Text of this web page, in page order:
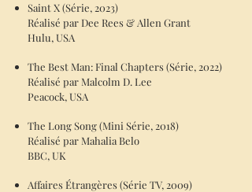
Saint X (Série, 2023)
Réalisé par Dee Rees & Allen Grant
Hulu, USA
The Best Man: Final Chapters (Série, 2022)
Réalisé par Malcolm D. Lee
Peacock, USA
The Long Song (Mini Série, 2018)
Réalisé par Mahalia Belo
BBC, UK
Affaires Étrangères (Série TV, 2009)